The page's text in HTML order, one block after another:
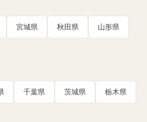
宮城県 秋田県 山形県
千葉県 茨城県 栃木県